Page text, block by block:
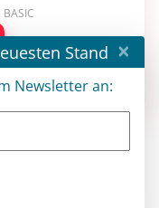
Stand ×
Newsletter an: